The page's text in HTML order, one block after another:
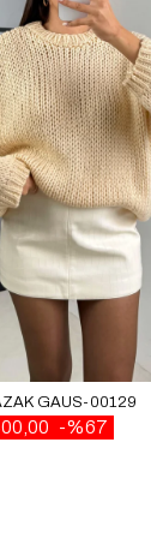
GAUS-00129
%67